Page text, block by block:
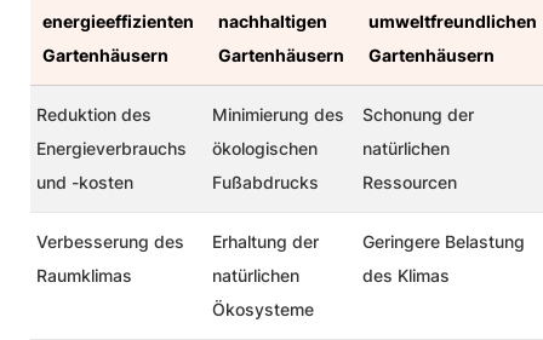
energieeffizienten
Gartenhäusern
nachhaltigen
Gartenhäusern
umweltfreundlichen
Gartenhäusern
Reduktion des
Energieverbrauchs
und -kosten
Minimierung des
ökologischen
Fußabdrucks
Schonung der
natürlichen
Ressourcen
Verbesserung des
Raumklimas
Erhaltung der
natürlichen
Ökosysteme
Geringere Belastung
des Klimas